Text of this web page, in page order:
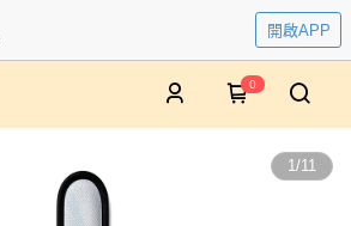
開啟APP
0
1/11